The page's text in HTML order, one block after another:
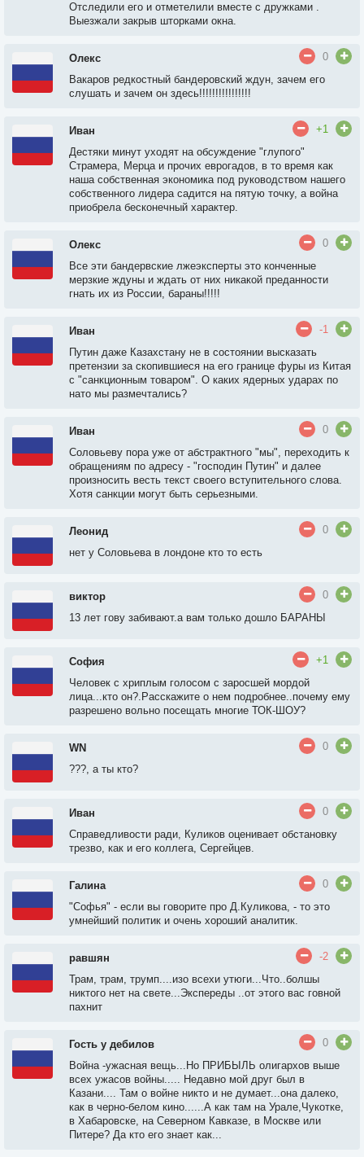
Отследили его и отметелили вместе с дружками .
Выезжали закрыв шторками окна.
Олекс
0
Вакаров редкостный бандеровский ждун, зачем его
слушать и зачем он здесь!!!!!!!!!!!!!!!!
Иван
+1
Дестяки минут уходят на обсуждение "глупого"
Страмера, Мерца и прочих еврогадов, в то время как
наша собственная экономика под руководством нашего
собственного лидера садится на пятую точку, а война
приобрела бесконечный характер.
Олекс
0
Все эти бандервские лжеэксперты это конченные
мерзкие ждуны и ждать от них никакой преданности
гнать их из России, бараны!!!!!
Иван
-1
Путин даже Казахстану не в состоянии высказать
претензии за скопившиеся на его границе фуры из Китая
с "санкционным товаром". О каких ядерных ударах по
нато мы размечтались?
Иван
0
Соловьеву пора уже от абстрактного "мы", переходить к
обращениям по адресу - "господин Путин" и далее
произносить весть текст своего вступительного слова.
Хотя санкции могут быть серьезными.
Леонид
0
нет у Соловьева в лондоне кто то есть
виктор
0
13 лет гову забивают.а вам только дошло БАРАНЫ
София
+1
Человек с хриплым голосом с заросшей мордой
лица...кто он?.Расскажите о нем подробнее..почему ему
разрешено вольно посещать многие ТОК-ШОУ?
WN
0
???, а ты кто?
Иван
0
Справедливости ради, Куликов оценивает обстановку
трезво, как и его коллега, Сергейцев.
Галина
0
"Софья" - если вы говорите про Д.Куликова, - то это
умнейший политик и очень хороший аналитик.
равшян
-2
Трам, трам, трумп....изо всехи утюги...Что..болшы
никтого нет на свете...Экспереды ..от этого вас говной
пахнит
Гость у дебилов
0
Война -ужасная вещь...Но ПРИБЫЛЬ олигархов выше
всех ужасов войны..... Недавно мой друг был в
Казани.... Там о войне никто и не думает...она далеко,
как в черно-белом кино......А как там на Урале,Чукотке,
в Хабаровске, на Северном Кавказе, в Москве или
Питере? Да кто его знает как...